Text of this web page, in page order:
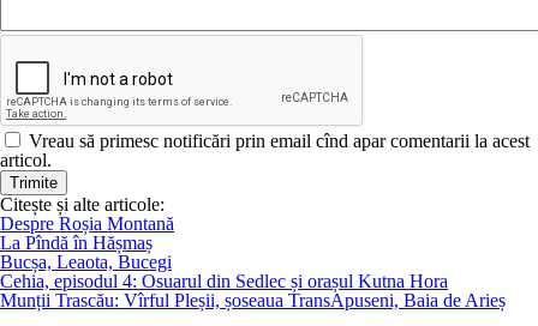
Vreau să primesc notificări prin email cînd apar comentarii la acest
articol.
Citește și alte articole:
Despre Roșia Montană
La Pîndă în Hășmaș
Bucșa, Leaota, Bucegi
Cehia, episodul 4: Osuarul din Sedlec și orașul Kutna Hora
Munții Trascău: Vîrful Pleșii, șoseaua TransApuseni, Baia de Arieș